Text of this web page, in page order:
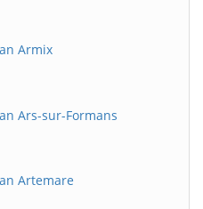
Armix
Ars-sur-Formans
Artemare